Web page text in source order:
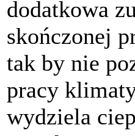
dodatkowa
skończonej
tak by nie
pracy
wydziela